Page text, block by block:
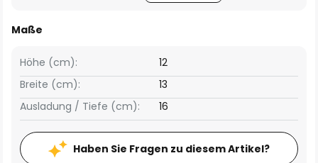
Maße
Breite (cm): 13
Höhe (cm): 12
Ausladung / Tiefe (cm): 16
Haben Sie Fragen zu diesem Artikel?